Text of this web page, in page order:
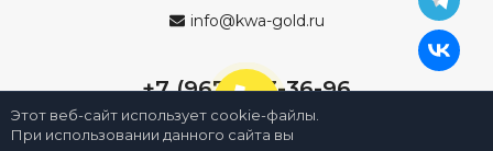
info@kwa-gold.ru
+7 (967) 013-36-96
Этот веб-сайт использует cookie-файлы.
При использовании данного сайта вы